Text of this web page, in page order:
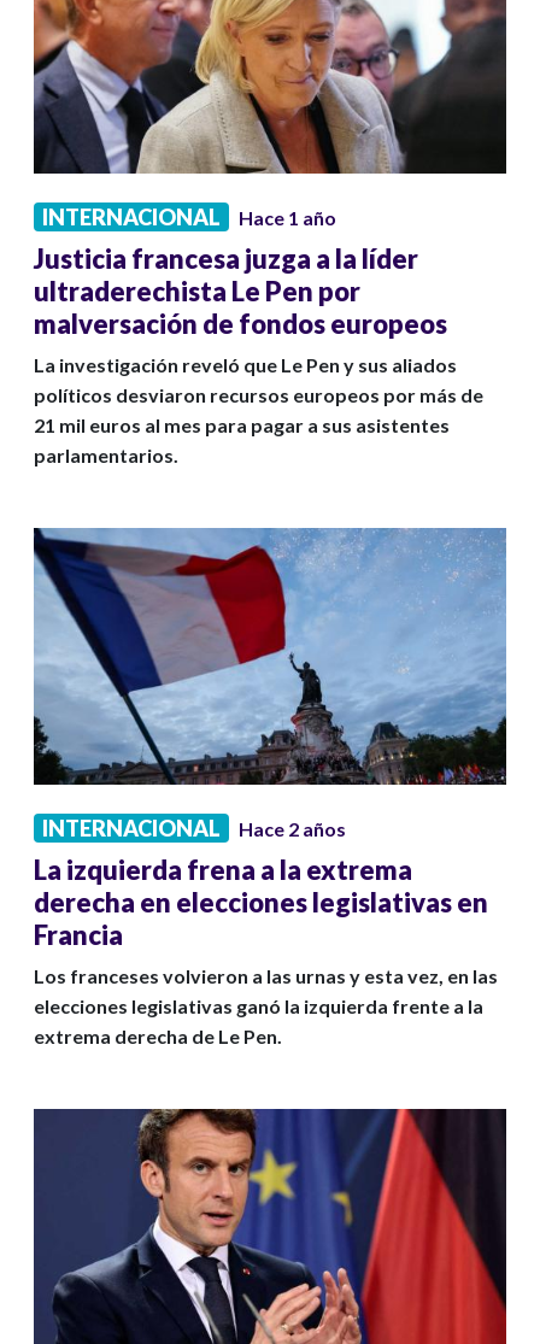
INTERNACIONAL Hace 1 año
Justicia francesa juzga a la líder
ultraderechista Le Pen por
malversación de fondos europeos
La investigación reveló que Le Pen y sus aliados
políticos desviaron recursos europeos por más de
21 mil euros al mes para pagar a sus asistentes
parlamentarios.
INTERNACIONAL Hace 2 años
La izquierda frena a la extrema
derecha en elecciones legislativas en
Francia
Los franceses volvieron a las urnas y esta vez, en las
elecciones legislativas ganó la izquierda frente a la
extrema derecha de Le Pen.